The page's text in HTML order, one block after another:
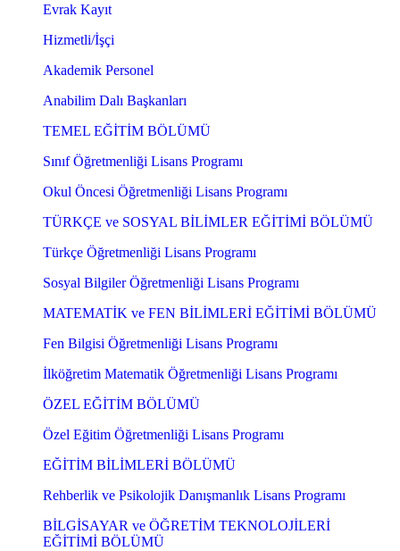
Evrak Kayıt
Hizmetli/İşçi
Akademik Personel
Anabilim Dalı Başkanları
TEMEL EĞİTİM BÖLÜMÜ
Sınıf Öğretmenliği Lisans Programı
Okul Öncesi Öğretmenliği Lisans Programı
TÜRKÇE ve SOSYAL BİLİMLER EĞİTİMİ BÖLÜMÜ
Türkçe Öğretmenliği Lisans Programı
Sosyal Bilgiler Öğretmenliği Lisans Programı
MATEMATİK ve FEN BİLİMLERİ EĞİTİMİ BÖLÜMÜ
Fen Bilgisi Öğretmenliği Lisans Programı
İlköğretim Matematik Öğretmenliği Lisans Programı
ÖZEL EĞİTİM BÖLÜMÜ
Özel Eğitim Öğretmenliği Lisans Programı
EĞİTİM BİLİMLERİ BÖLÜMÜ
Rehberlik ve Psikolojik Danışmanlık Lisans Programı
BİLGİSAYAR ve ÖĞRETİM TEKNOLOJİLERİ
EĞİTİMİ BÖLÜMÜ